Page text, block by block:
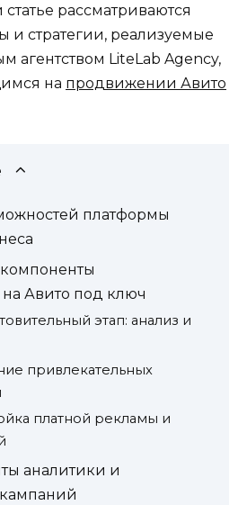
рассматриваются
и стратегии, реализуемые
агентством LiteLab Agency,
на продвижении Авито
платформы
Авито под ключ
этап: анализ и
привлекательных
платной рекламы и
аналитики и